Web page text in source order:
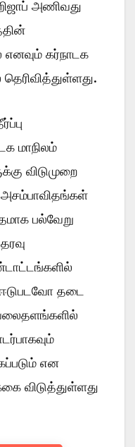
அணிவது
கர்நாடக
மாநிலம்
விடுமுறை
அசம்பாவிதங்கள்
பல்வேறு
தடை
என
விடுத்துள்ளது